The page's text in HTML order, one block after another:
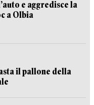
e aggredisce la
a Olbia
il pallone della